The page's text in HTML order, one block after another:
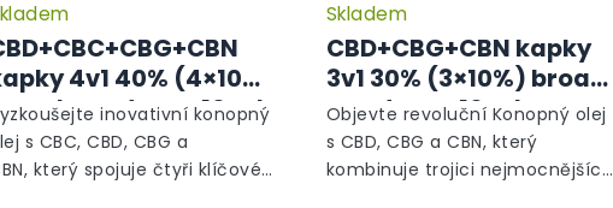
4v1 40% (4×10%)
spectrum, 10 ml
režim
Průměrné
hodnocení
produktu
hvězdiček.
inovativní konopný
s CBC, CBD, CBG a
který spojuje čtyři klíčové
CBD+CBG+CBN kapky
3v1 30% (3×10%) broad
spectrum, 10 ml -
Ochranný režim
Skladem
Objevte revoluční Konopný olej
s CBD, CBG a CBN, který
kombinuje trojici nejmocnějších